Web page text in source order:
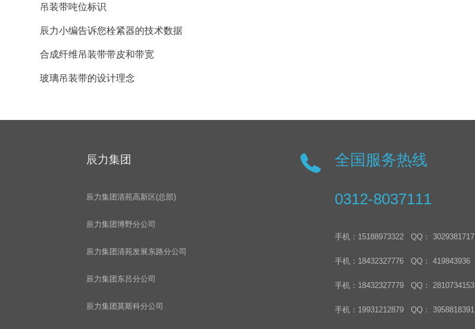
吊装带吨位标识
辰力小编告诉您栓紧器的技术数据
合成纤维吊装带带皮和带宽
玻璃吊装带的设计理念
辰力集团
辰力集团清苑高新区(总部)
辰力集团博野分公司
辰力集团清苑发展东路分公司
辰力集团东吕分公司
辰力集团莫斯科分公司
全国服务热线
0312-8037111
手机：15188973322 QQ： 3029381717
手机：18432327776 QQ： 419843936
手机：18432327779 QQ： 2810734153
手机：19931212879 QQ： 3958818391